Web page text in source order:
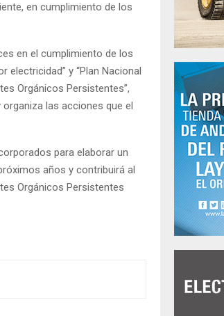
en cumplimiento de los
en el cumplimiento de los
y “Plan Nacional
Orgánicos Persistentes”,
las acciones que el
para elaborar un
años y contribuirá al
Orgánicos Persistentes